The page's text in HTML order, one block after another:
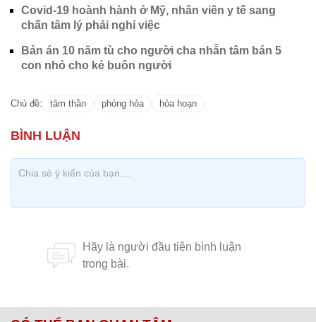
Covid-19 hoành hành ở Mỹ, nhân viên y tế sang
chấn tâm lý phải nghỉ việc
Bản án 10 năm tù cho người cha nhẫn tâm bán 5
con nhỏ cho kẻ buôn người
Chủ đề: tâm thần phóng hỏa hỏa hoạn